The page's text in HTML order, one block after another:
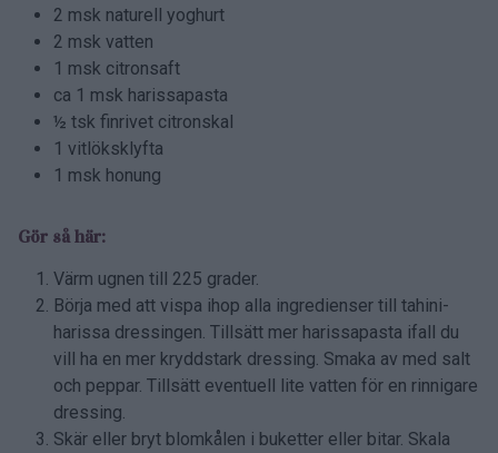
2 msk naturell yoghurt
2 msk vatten
1 msk citronsaft
ca 1 msk harissapasta
½ tsk finrivet citronskal
1 vitlöksklyfta
1 msk honung
Gör så här:
Värm ugnen till 225 grader.
Börja med att vispa ihop alla ingredienser till tahini-
harissa dressingen. Tillsätt mer harissapasta ifall du
vill ha en mer kryddstark dressing. Smaka av med salt
och peppar. Tillsätt eventuell lite vatten för en rinnigare
dressing.
Skär eller bryt blomkålen i buketter eller bitar. Skala